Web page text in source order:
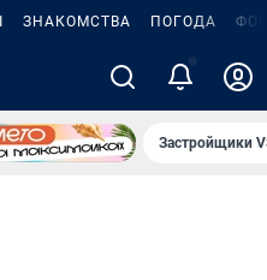
ЗНАКОМСТВА ПОГОДА
Застройщики